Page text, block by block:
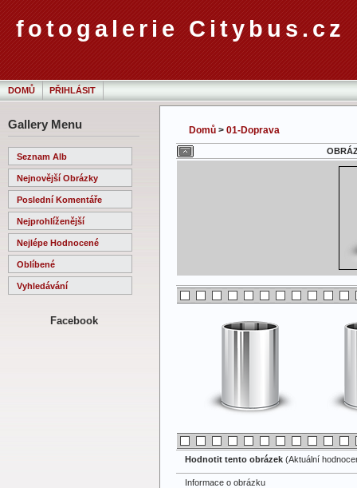
fotogalerie Citybus.cz
DOMŮ PŘIHLÁSIT
Gallery Menu
Seznam Alb
Nejnovější Obrázky
Poslední Komentáře
Nejprohlíženější
Nejlépe Hodnocené
Oblíbené
Vyhledávání
Facebook
Domů > 01-Doprava
Hodnotit tento obrázek (Aktuální
Informace o obrázku